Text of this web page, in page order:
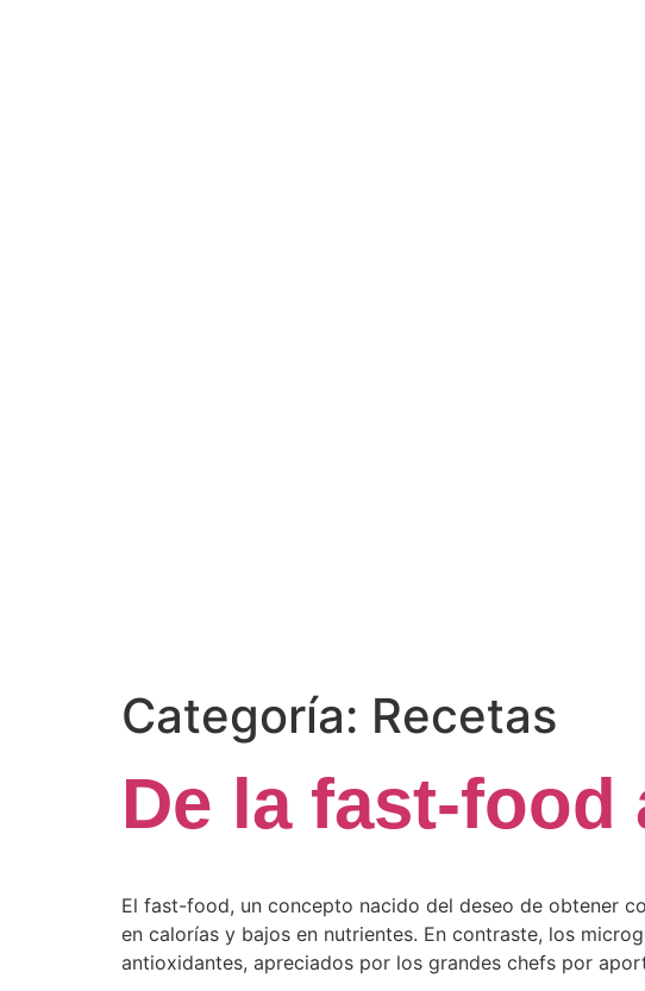
Categoría: Recetas
De la fast-food
El fast-food, un concepto nacido del deseo de obtener
en calorías y bajos en nutrientes. En contraste, los
antioxidantes, apreciados por los grandes chefs por